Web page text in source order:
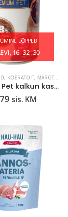
,MÄRGTOIDUD
LÕPPEB
16:32:29
, KOERATOIT, MÄRGTOIDUD
Premium Pet kalkun kastmes 415 g
Praegune
€0.79.
sis. KM